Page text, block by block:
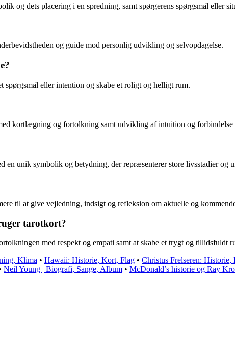
og dets placering i en spredning, samt spørgerens spørgsmål eller
og guide mod personlig udvikling og selvopdagelse.
spørgsmål eller intention og skabe et roligt og helligt rum.
kortlægning og fortolkning samt udvikling af intuition og forbindelse
en unik symbolik og betydning, der repræsenterer store livsstadier og
til at give vejledning, indsigt og refleksion om aktuelle og
tarotkort?
med respekt og empati samt at skabe et trygt og tillidsfuldt
Klima • Hawaii: Historie, Kort, Flag • Christus Frelseren:
Neil Young | Biografi, Sange, Album • McDonald’s historie og Ray